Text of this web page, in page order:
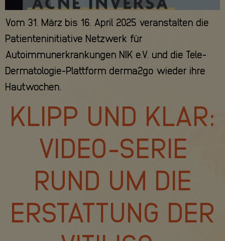
Vom 31. März bis 16. April 2025 veranstalten die
Patienteninitiative Netzwerk für
Autoimmunerkrankungen NIK e.V. und die Tele-
Dermatologie-Plattform derma2go wieder ihre
Hautwochen.
KLIPP UND KLAR:
VIDEO-SERIE
RUND UM DIE
ERSTATTUNG DER